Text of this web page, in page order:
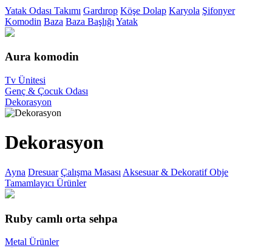
Yatak Odası Takımı Gardırop Köşe Dolap Karyola Şifonyer
Komodin Baza Baza Başlığı Yatak
Aura komodin
Tv Ünitesi
Genç & Çocuk Odası
Dekorasyon
Dekorasyon
Ayna Dresuar Çalışma Masası Aksesuar & Dekoratif Obje
Tamamlayıcı Ürünler
Ruby camlı orta sehpa
Metal Ürünler